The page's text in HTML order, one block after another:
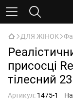
ДЛЯ ЖІНОК
присосці
тілесний
Артикул: 1475-1